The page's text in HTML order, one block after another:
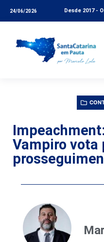
24/06/2026 Desde 2017 -
Vampiro vota